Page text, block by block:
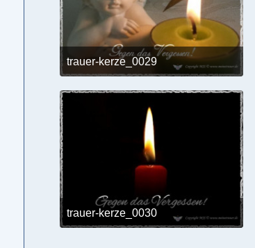
trauer-kerze_0029
24. Mai 2017 um 12:02
trauer-kerze_0030
24. Mai 2017 um 12:02